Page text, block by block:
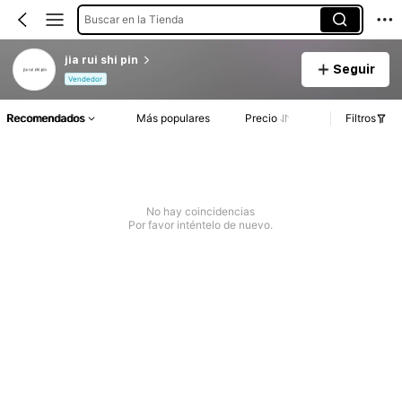
Buscar en la Tienda
jia rui shi pin
Vendedor
Seguir
Recomendados Más populares Precio Filtros
No hay coincidencias
Por favor inténtelo de nuevo.